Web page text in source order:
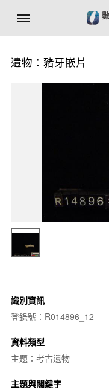
遺物：豬牙嵌片
識別資訊
登錄號：R014896_12
資料類型
主題：考古遺物
主題與關鍵字